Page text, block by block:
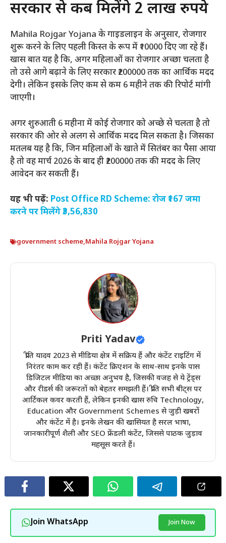
सरकार से कब मिलेंगे 2 लाख रुपये
Mahila Rojgar Yojana के गाइडलाइन के अनुसार, रोजगार
शुरू करने के लिए पहली किस्त के रूप में ₹10000 दिए जा रहे हैं।
खास बात यह है कि, अगर महिलाओं का रोजगार अच्छा चलता है
तो उसे आगे बढ़ाने के लिए सरकार ₹200000 तक का आर्थिक मदद
देगी। लेकिन इसके लिए कम से कम 6 महीने तक की रिपोर्ट मांगी
जाएगी।
अगर शुरुआती 6 महीना में कोई रोजगार को अच्छे से चलता है तो
सरकार की ओर से अलग से आर्थिक मदद मिल सकता है। जिसका
मतलब यह है कि, जिन महिलाओं के खाते में सितंबर का पैसा आया
है तो वह मार्च 2026 के बाद ही ₹200000 तक की मदद के लिए
आवेदन कर सकती हैं।
यह भी पढ़ें: Post Office RD Scheme: रोज ₹167 जमा
करने पर मिलेंगे ₹3,56,830
government scheme,Mahila Rojgar Yojana
Priti Yadav
प्रीति यादव 2023 से मीडिया क्षेत्र में सक्रिय हैं और कंटेंट राइटिंग में
निरंतर काम कर रही हैं। कंटेंट क्रिएशन के साथ-साथ इनके पास
डिजिटल मीडिया का अच्छा अनुभव है, जिसकी वजह से ये ट्रेंड्स
और रीडर्स की जरूरतों को बेहतर समझती हैं। प्रीति सभी बीट्स पर
आर्टिकल कवर करती हैं, लेकिन इनकी खास रुचि Technology,
Education और Government Schemes से जुड़ी खबरों
और कंटेंट में है। इनके लेखन की खासियत है सरल भाषा,
जानकारीपूर्ण शैली और SEO फ्रेंडली कंटेंट, जिससे पाठक जुड़ाव
महसूस करते हैं।
Join WhatsApp Join Now